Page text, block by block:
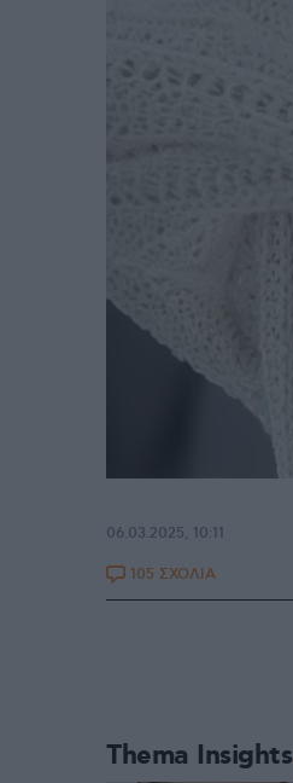
06.03.2025, 10:11
105 ΣΧΟΛΙΑ
Thema Insights